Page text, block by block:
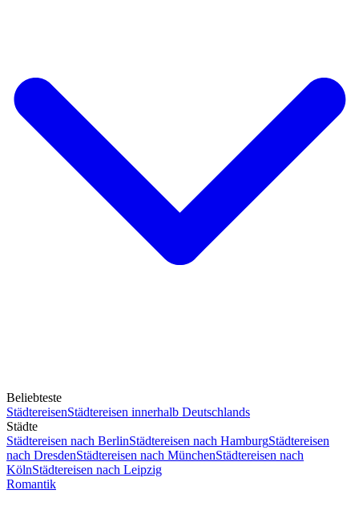
Beliebteste
StädtereisenStädtereisen innerhalb Deutschlands
Städte
Städtereisen nach BerlinStädtereisen nach HamburgStädtereisen
nach DresdenStädtereisen nach MünchenStädtereisen nach
KölnStädtereisen nach Leipzig
Romantik